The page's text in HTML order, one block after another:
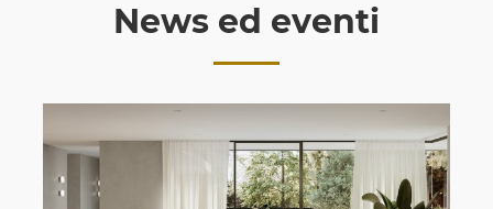
News ed eventi